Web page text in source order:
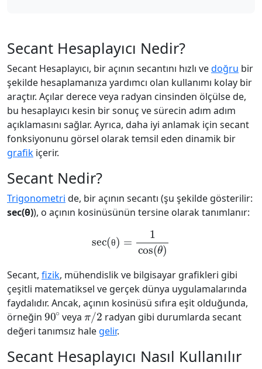
Secant Hesaplayıcı Nedir?
Secant Hesaplayıcı, bir açının secantını hızlı vedoğru bir
şekilde hesaplamanıza yardımcı olan kullanımı kolay bir
araçtır. Açılar derece veya radyan cinsinden ölçülse de,
bu hesaplayıcı kesin bir sonuç ve sürecin adım adım
açıklamasını sağlar. Ayrıca, daha iyi anlamak için secant
fonksiyonunu görsel olarak temsil eden dinamik bir
grafik içerir.
Secant Nedir?
Trigonometri de, bir açının secantı (şu şekilde gösterilir:
sec(θ)), o açının kosinüsünün tersine olarak tanımlanır:
θ
cos
Secant, fizik, mühendislik ve bilgisayar grafikleri gibi
çeşitli matematiksel ve gerçek dünya uygulamalarında
faydalıdır. Ancak, açının kosinüsü sıfıra eşit olduğunda,
örneğin
90∘
veya
π/2
radyan gibi durumlarda secant
değeri tanımsız hale gelir.
Secant Hesaplayıcı Nasıl Kullanılır